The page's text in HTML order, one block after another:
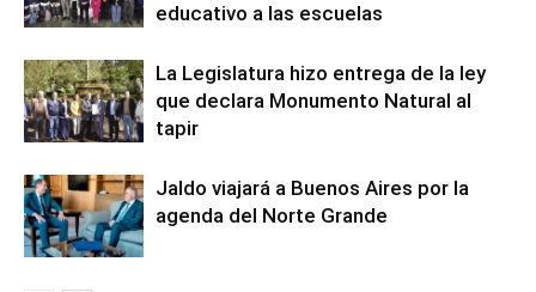
educativo a las escuelas
La Legislatura hizo entrega de la ley
que declara Monumento Natural al
tapir
Jaldo viajará a Buenos Aires por la
agenda del Norte Grande